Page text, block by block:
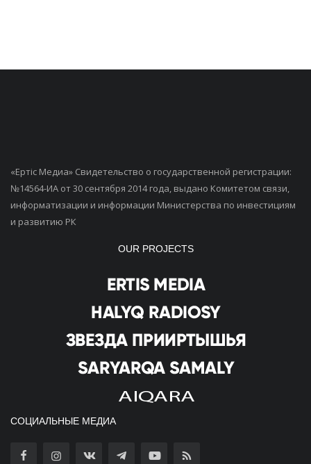
«Ертiс Медиа» Свидетельство о государственной регистрации:
№14564-ИА от 30 сентября 2014 года, выдано Комитетом связи,
информатизации и информации Министерства по инвестициям
и развитию РК
OUR PROJECTS
СОЦИАЛЬНЫЕ МЕДИА